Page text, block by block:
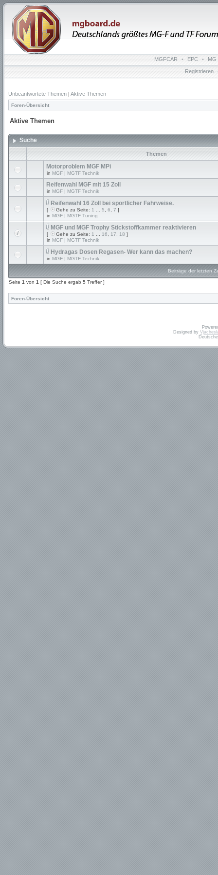
MGFCAR • EPC • MG
Registrieren
Unbeantwortete Themen | Aktive Themen
Foren-Übersicht
Aktive Themen
Suche
Themen
Motorproblem MGF MPi
in MGF | MGTF Technik
Reifenwahl MGF mit 15 Zoll
in MGF | MGTF Technik
Reifenwahl 16 Zoll bei sportlicher Fahrweise.
[ Gehe zu Seite: 1 5 6 7 ]
in MGF | MGTF Tuning
MGF und MGF Trophy Stickstoffkammer reaktivieren
[ Gehe zu Seite: 1 16 17 18 ]
in MGF | MGTF Technik
Hydragas Dosen Regasen- Wer kann das machen?
in MGF | MGTF Technik
Beiträge der letzten
Seite 1 von 1 [ Die Suche ergab 5 Treffer ]
Foren-Übersicht
Designed by